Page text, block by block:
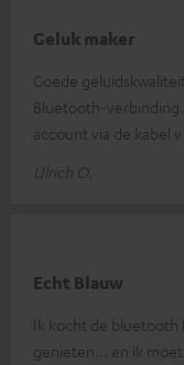
Geluk maker
Goede
Bluetooth-
account via de kabel v
Ulrich O.
Echt Blauw
Ik kocht de
genieten... en ik